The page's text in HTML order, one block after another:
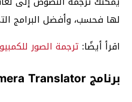
لها فحسب، وأفضل البرامج
اقرأ أيضًا: ترجمة الصور
برنامج Camera Translator